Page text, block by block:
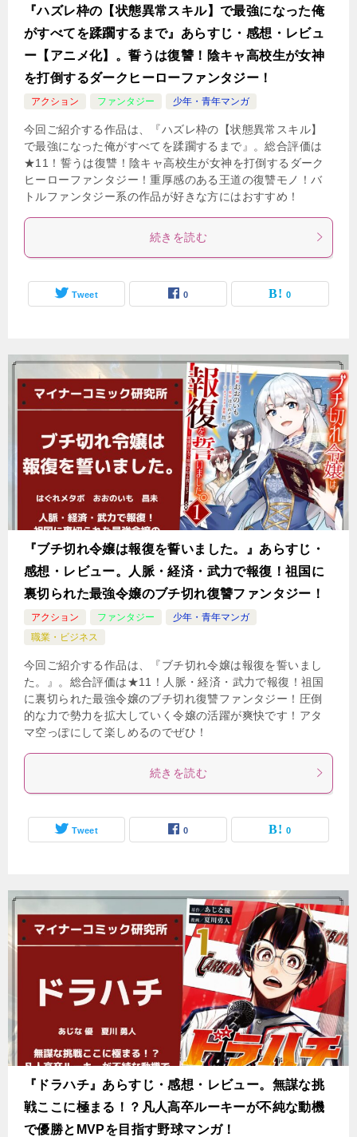
『ハズレ枠の【状態異常スキル】で最強になった俺
がすべてを蹂躙するまで』あらすじ・感想・レビュ
ー【アニメ化】。誓うは復讐！陰キャ高校生が女神
を打倒するダークヒーローファンタジー！
アクション ファンタジー 少年・青年マンガ
今回ご紹介する作品は、『ハズレ枠の【状態異常スキル】
で最強になった俺がすべてを蹂躙するまで』。総合評価は
★11！誓うは復讐！陰キャ高校生が女神を打倒するダーク
ヒーローファンタジー！重厚感のある王道の復讐モノ！バ
トルファンタジー系の作品が好きな方にはおすすめ！
続きを読む
Tweet 0 0
『ブチ切れ令嬢は報復を誓いました。』あらすじ・
感想・レビュー。人脈・経済・武力で報復！祖国に
裏切られた最強令嬢のブチ切れ復讐ファンタジー！
アクション ファンタジー
少年・青年マンガ
職業・ビジネス
今回ご紹介する作品は、『ブチ切れ令嬢は報復を誓いまし
た。』。総合評価は★11！人脈・経済・武力で報復！祖国
に裏切られた最強令嬢のブチ切れ復讐ファンタジー！圧倒
的な力で勢力を拡大していく令嬢の活躍が爽快です！アタ
マ空っぽにして楽しめるのでぜひ！
続きを読む
Tweet 0 0
『ドラハチ』あらすじ・感想・レビュー。無謀な挑
戦ここに極まる！？凡人高卒ルーキーが不純な動機
で優勝とMVPを目指す野球マンガ！